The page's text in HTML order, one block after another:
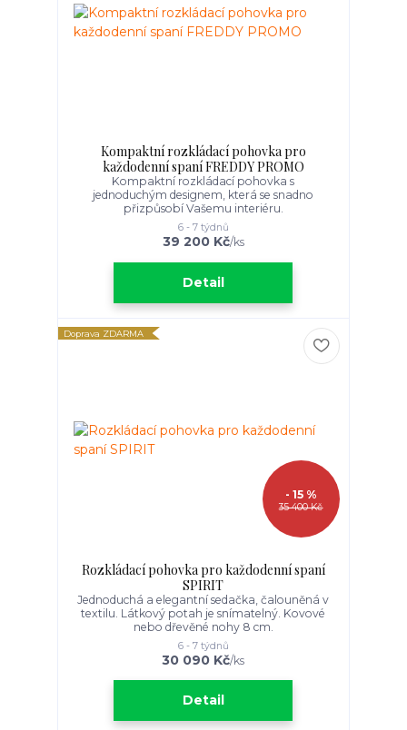
Kompaktní rozkládací pohovka pro
každodenní spaní FREDDY PROMO
Kompaktní rozkládací pohovka s
jednoduchým designem, která se snadno
přizpůsobí Vašemu interiéru.
39 200 Kč/ks
6 - 7 týdnů
Detail
Doprava ZDARMA
35 400 Kč
- 15 %
Rozkládací pohovka pro každodenní spaní
SPIRIT
Jednoduchá a elegantní sedačka, čalouněná v
textilu. Látkový potah je snímatelný. Kovové
nebo dřevěné nohy 8 cm.
30 090 Kč/ks
6 - 7 týdnů
Detail